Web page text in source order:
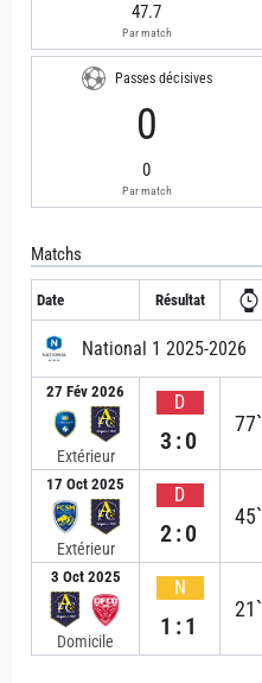
47.7
Par match
Passes décisives
0
0
Par match
Matchs
Date Résultat
National 1 2025-2026
27 Fév 2026
Extérieur
D
3:0
77`
17 Oct 2025
Extérieur
D
2:0
45`
3 Oct 2025
Domicile
N
1:1
21`